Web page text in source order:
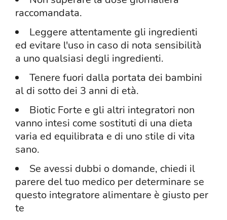
raccomandata.
Leggere attentamente gli ingredienti
ed evitare l'uso in caso di nota sensibilità
a uno qualsiasi degli ingredienti.
Tenere fuori dalla portata dei bambini
al di sotto dei 3 anni di età.
Biotic Forte e gli altri integratori non
vanno intesi come sostituti di una dieta
varia ed equilibrata e di uno stile di vita
sano.
Se avessi dubbi o domande, chiedi il
parere del tuo medico per determinare se
questo integratore alimentare è giusto per
te